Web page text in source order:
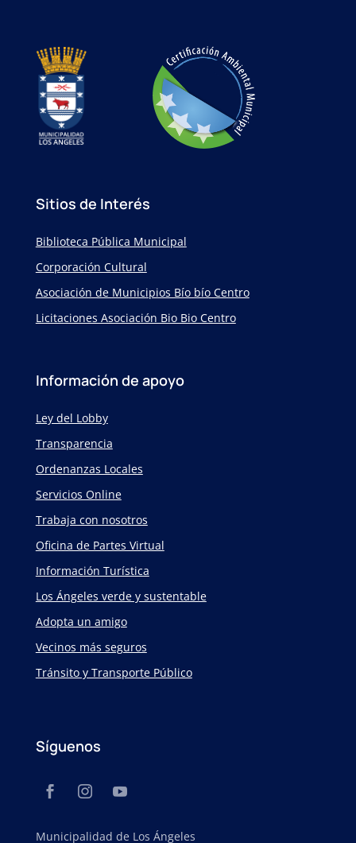
Sitios de Interés
Biblioteca Pública Municipal
Corporación Cultural
Asociación de Municipios Bío bío Centro
Licitaciones Asociación Bio Bio Centro
Información de apoyo
Ley del Lobby
Transparencia
Ordenanzas Locales
Servicios Online
Trabaja con nosotros
Oficina de Partes Virtual
Información Turística
Los Ángeles verde y sustentable
Adopta un amigo
Vecinos más seguros
Tránsito y Transporte Público
Síguenos
Municipalidad de Los Ángeles